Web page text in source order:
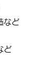
など
ど